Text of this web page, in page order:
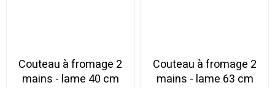
Couteau à fromage 2
mains - lame 40 cm
Couteau à fromage 2
mains - lame 63 cm